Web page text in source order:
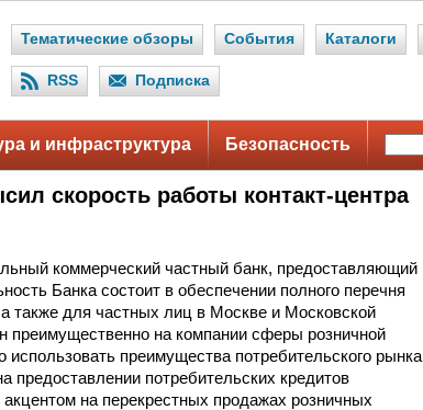
Тематические обзоры События Каталоги
RSS Подписка
и инфраструктура Безопасность
скорость работы контакт-центра
коммерческий частный банк, предоставляющий
Банка состоит в обеспечении полного перечня
также для частных лиц в Москве и Московской
преимущественно на компании сферы розничной
использовать преимущества потребительского рынка
предоставлении потребительских кредитов
на перекрестных продажах розничных